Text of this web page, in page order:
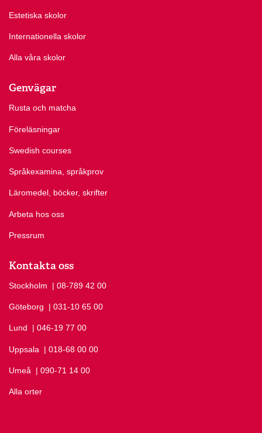
Estetiska skolor
Internationella skolor
Alla våra skolor
Genvägar
Rusta och matcha
Föreläsningar
Swedish courses
Språkexamina, språkprov
Läromedel, böcker, skrifter
Arbeta hos oss
Pressrum
Kontakta oss
Stockholm Ring Stockholm på
| 08-789 42 00
Göteborg Ring Göteborg på
| 031-10 65 00
Lund Ring Lund på
| 046-19 77 00
Uppsala Ring Uppsala på
| 018-68 00 00
Umeå Ring Umeå på
| 090-71 14 00
Alla orter